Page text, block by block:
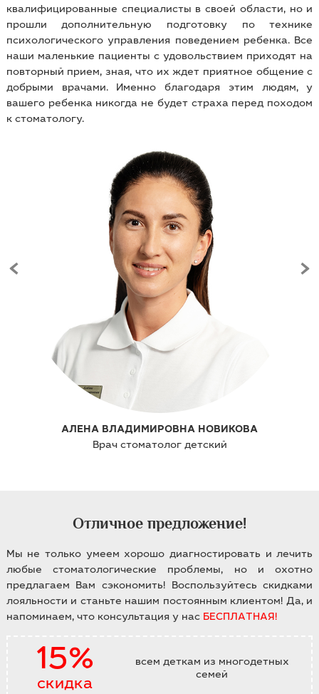
квалифицированные специалисты в своей области, но и
прошли дополнительную подготовку по технике
психологического управления поведением ребенка. Все
наши маленькие пациенты с удовольствием приходят на
повторный прием, зная, что их ждет приятное общение с
добрыми врачами. Именно благодаря этим людям, у
вашего ребенка никогда не будет страха перед походом
к стоматологу.
СЕРГЕЙ АРСЕНЬЕВИЧ БАРАНОВ
Врач анестезиолог-реаниматолог детский
Отличное предложение!
Мы не только умеем хорошо диагностировать и лечить
любые стоматологические проблемы, но и охотно
предлагаем Вам сэкономить! Воспользуйтесь скидками
лояльности и станьте нашим постоянным клиентом! Да, и
напоминаем, что консультация у нас БЕСПЛАТНАЯ!
15%
скидка
всем деткам из многодетных
семей